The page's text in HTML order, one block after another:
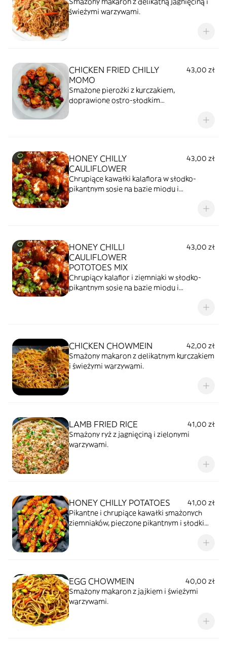
świeżymi warzywami.
CHICKEN FRIED CHILLY
MOMO
43,00 zł
Smażone pierożki z kurczakiem,
doprawione ostro-słodkim
HONEY CHILLY
CAULIFLOWER
43,00 zł
Chrupiące kawałki kalafiora w słodko-
pikantnym sosie na bazie miodu i
HONEY CHILLI
CAULIFLOWER
POTOTOES MIX
43,00 zł
Chrupiący kalafior i ziemniaki w słodko-
pikantnym sosie na bazie miodu i
CHICKEN CHOWMEIN
42,00 zł
Smażony makaron z delikatnym kurczakiem
i świeżymi warzywami.
LAMB FRIED RICE
41,00 zł
Smażony ryż z jagnięciną i zielonymi
warzywami.
HONEY CHILLY POTATOES
41,00 zł
Pikantne i chrupiące kawałki smażonych
ziemniaków, pieczone pikantnym i słodkim
EGG CHOWMEIN
40,00 zł
Smażony makaron z jajkiem i świeżymi
warzywami.